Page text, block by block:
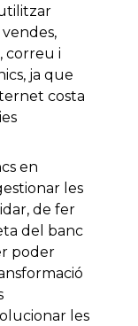
correu i
ja que
costa
en
les
de fer
del banc
poder
les